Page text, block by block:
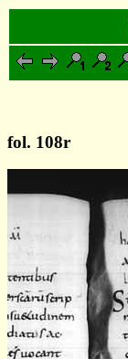
fol. 108r